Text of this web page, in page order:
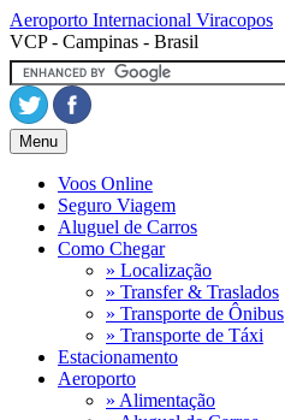
Aeroporto Internacional Viracopos
VCP - Campinas - Brasil
Menu
Voos Online
Seguro Viagem
Aluguel de Carros
Como Chegar
» Localização
» Transfer & Traslados
» Transporte de Ônibus
» Transporte de Táxi
Estacionamento
Aeroporto
» Alimentação